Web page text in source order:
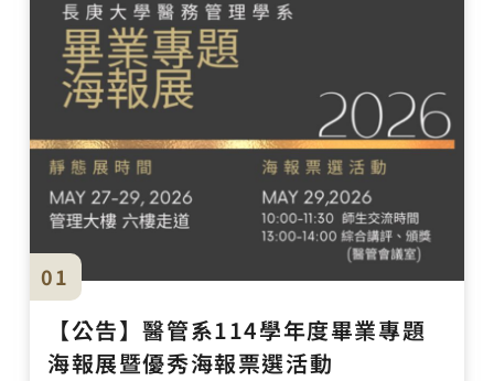
01
【公告】醫管系114學年度畢業專題
海報展暨優秀海報票選活動